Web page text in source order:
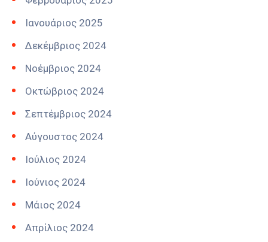
Ιανουάριος 2025
Δεκέμβριος 2024
Νοέμβριος 2024
Οκτώβριος 2024
Σεπτέμβριος 2024
Αύγουστος 2024
Ιούλιος 2024
Ιούνιος 2024
Μάιος 2024
Απρίλιος 2024